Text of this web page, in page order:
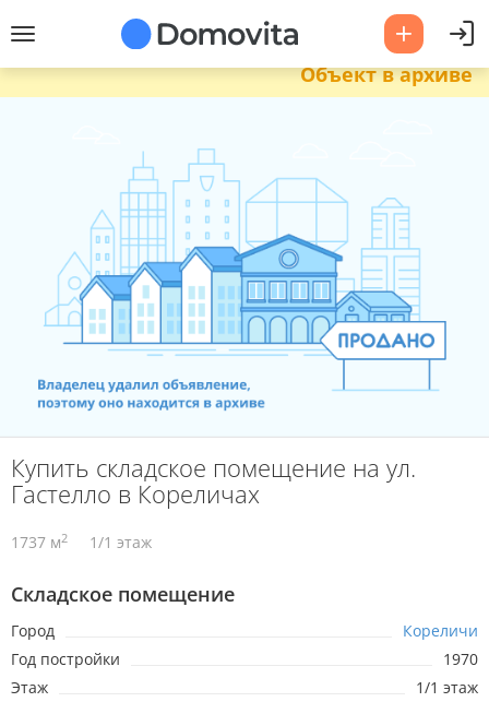
Объект в архиве
Купить складское помещение на ул.
Гастелло в Кореличах
1737 м2 1/1 этаж
Складское помещение
Город
Кореличи
Год постройки
1970
Этаж
1/1 этаж